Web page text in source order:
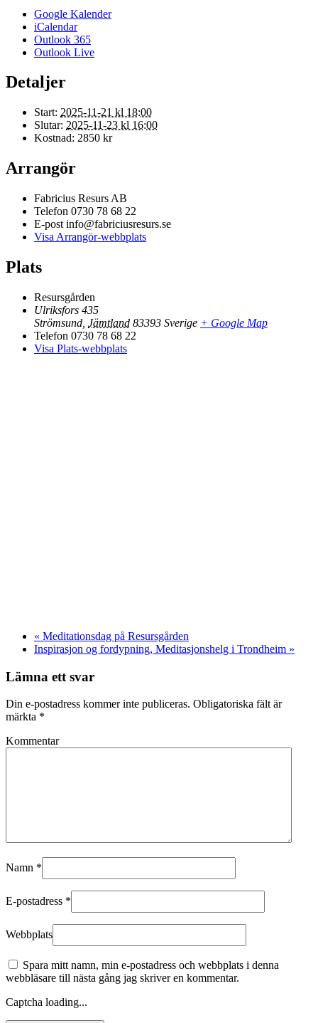
Google Kalender
iCalendar
Outlook 365
Outlook Live
Detaljer
Start: 2025-11-21 kl 18:00
Slutar: 2025-11-23 kl 16:00
Kostnad: 2850 kr
Arrangör
Fabricius Resurs AB
Telefon 0730 78 68 22
E-post info@fabriciusresurs.se
Visa Arrangör-webbplats
Plats
Resursgården
Ulriksfors 435
Strömsund Jämtland 83393 Sverige + Google Map
Telefon 0730 78 68 22
Visa Plats-webbplats
« Meditationsdag på Resursgården
Inspirasjon og fordypning, Meditasjonshelg i Trondheim »
Lämna ett svar
Din e-postadress kommer inte publiceras. Obligatoriska fält är
märkta *
Kommentar
Namn *
E-postadress *
Webbplats
Spara mitt namn, min e-postadress och webbplats i denna
webbläsare till nästa gång jag skriver en kommentar.
Captcha loading...